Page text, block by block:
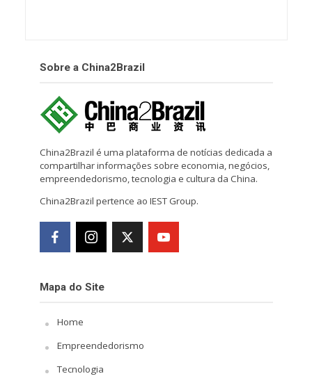
Sobre a China2Brazil
China2Brazil é uma plataforma de notícias dedicada a
compartilhar informações sobre economia, negócios,
empreendedorismo, tecnologia e cultura da China.
China2Brazil pertence ao IEST Group.
Mapa do Site
Home
Empreendedorismo
Tecnologia